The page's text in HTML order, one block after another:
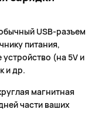
USB-разъем
питания,
(на 5V и
и др.
магнитная
части ваших